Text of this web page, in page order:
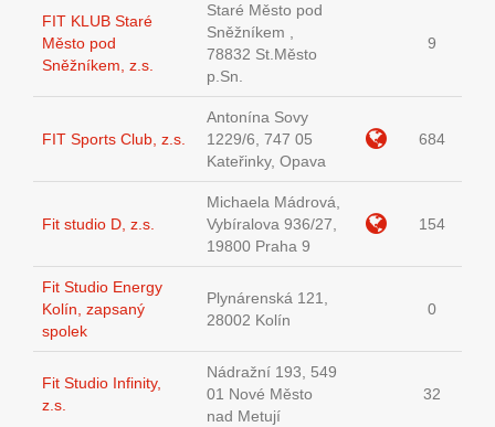
FIT KLUB Staré
Město pod
Sněžníkem, z.s.
Staré Město pod
Sněžníkem ,
78832 St.Město
p.Sn.
9
FIT Sports Club, z.s.
Antonína Sovy
1229/6, 747 05
Kateřinky, Opava
684
Fit studio D, z.s.
Michaela Mádrová,
Vybíralova 936/27,
19800 Praha 9
154
Fit Studio Energy
Kolín, zapsaný
spolek
Plynárenská 121,
28002 Kolín
0
Fit Studio Infinity,
z.s.
Nádražní 193, 549
01 Nové Město
nad Metují
32